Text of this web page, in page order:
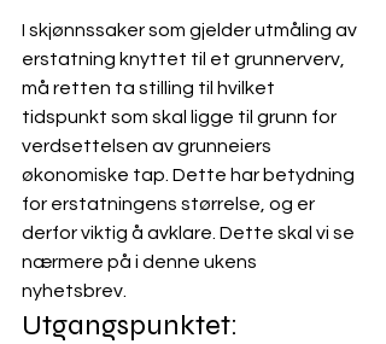
I skjønnssaker som gjelder utmåling av
erstatning knyttet til et grunnerverv,
må retten ta stilling til hvilket
tidspunkt som skal ligge til grunn for
verdsettelsen av grunneiers
økonomiske tap. Dette har betydning
for erstatningens størrelse, og er
derfor viktig å avklare. Dette skal vi se
nærmere på i denne ukens
nyhetsbrev.
Utgangspunktet: